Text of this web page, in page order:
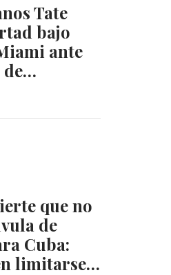
Tate
bajo
ante
de…
que no
de
Cuba:
limitarse…